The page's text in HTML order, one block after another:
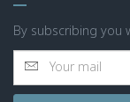
By subscribing you